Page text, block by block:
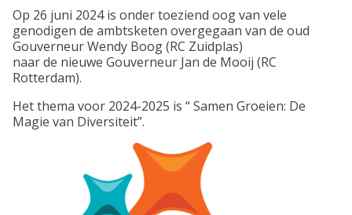
Op 26 juni 2024 is onder toeziend oog van vele
genodigen de ambtsketen overgegaan van de oud
Gouverneur Wendy Boog (RC Zuidplas)
naar de nieuwe Gouverneur Jan de Mooij (RC
Rotterdam).
Het thema voor 2024-2025 is “ Samen Groeien: De
Magie van Diversiteit”.